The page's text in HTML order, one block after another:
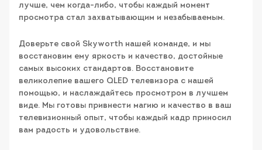
лучше, чем когда-либо, чтобы каждый момент
просмотра стал захватывающим и незабываемым.
Доверьте свой Skyworth нашей команде, и мы
восстановим ему яркость и качество, достойные
самых высоких стандартов. Восстановите
великолепие вашего QLED телевизора с нашей
помощью, и наслаждайтесь просмотром в лучшем
виде. Мы готовы привнести магию и качество в ваш
телевизионный опыт, чтобы каждый кадр приносил
вам радость и удовольствие.